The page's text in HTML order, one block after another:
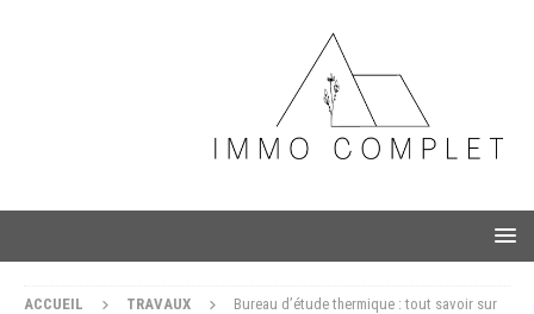
ACCUEIL TRAVAUX
Bureau d’étude thermique : tout savoir sur